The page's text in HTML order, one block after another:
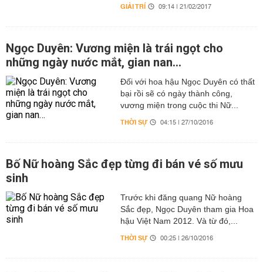
GIẢI TRÍ 09:14 | 21/02/2017
Ngọc Duyên: Vương miện là trái ngọt cho
những ngày nước mắt, gian nan…
Đối với hoa hậu Ngọc Duyên có thất
bại rồi sẽ có ngày thành công,
vương miện trong cuộc thi Nữ...
THỜI SỰ 04:15 | 27/10/2016
Bố Nữ hoàng Sắc đẹp từng đi bán vé số mưu
sinh
Trước khi đăng quang Nữ hoàng
Sắc đẹp, Ngọc Duyên tham gia Hoa
hậu Việt Nam 2012. Và từ đó,...
THỜI SỰ 00:25 | 26/10/2016